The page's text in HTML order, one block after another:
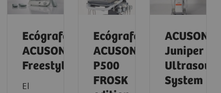
Ecógrafo
ACUSON
Freestyle
El
Ecógrafo
ACUSON
P500
FROSK
ACUSON
Juniper
System